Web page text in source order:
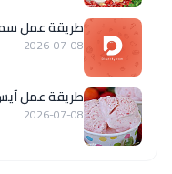
طريقة عمل
2026-07-08
طريقة عمل آيس
2026-07-08